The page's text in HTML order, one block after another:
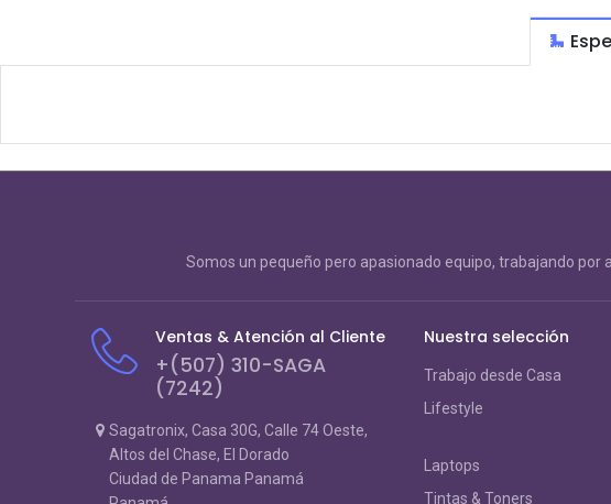
Somos un pequeño pero apasionado equipo, trabajando
Ventas & Atención al Cliente
+(507) 310-SAGA
(7242)
Sagatronix, Casa 30G, Calle 74 Oeste,
Altos del Chase, El Dorado
Ciudad de Panama Panamá
Nuestra selección
Trabajo desde Casa
Lifestyle
Laptops
Tintas & Toners